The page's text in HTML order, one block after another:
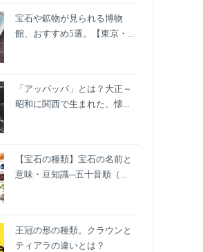
宝石や鉱物が見られる博物
館、おすすめ5選。【東京・...
「アッパッパ」とは？大正～
昭和に関西で生まれた、懐...
【宝石の種類】宝石の名前と
意味・豆知識─五十音順（...
王冠の形の種類。クラウンと
ティアラの違いとは？